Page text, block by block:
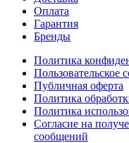
Оплата
Гарантия
Бренды
Политика
Пользовательское
Публичная оферта
Политика
Политика
Согласие на
сообщений